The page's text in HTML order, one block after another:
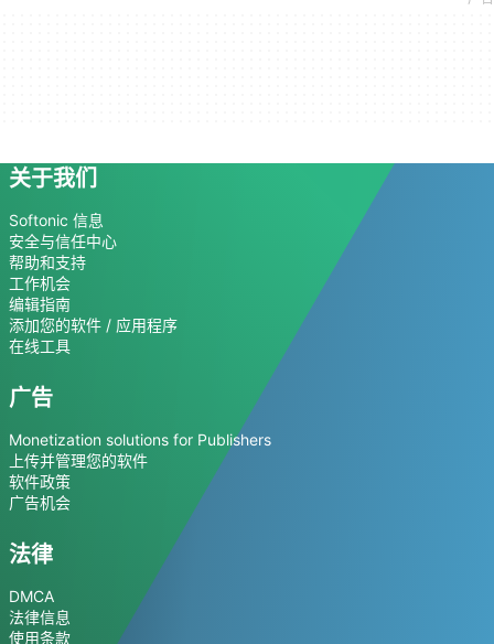
关于我们
Softonic 信息
安全与信任中心
帮助和支持
工作机会
编辑指南
添加您的软件 / 应用程序
在线工具
广告
Monetization solutions for Publishers
上传并管理您的软件
软件政策
广告机会
法律
DMCA
法律信息
使用条款